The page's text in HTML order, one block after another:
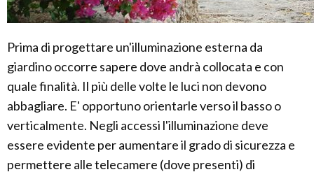
Prima di progettare un'illuminazione esterna da
giardino occorre sapere dove andrà collocata e con
quale finalità. Il più delle volte le luci non devono
abbagliare. E' opportuno orientarle verso il basso o
verticalmente. Negli accessi l'illuminazione deve
essere evidente per aumentare il grado di sicurezza e
permettere alle telecamere (dove presenti) di